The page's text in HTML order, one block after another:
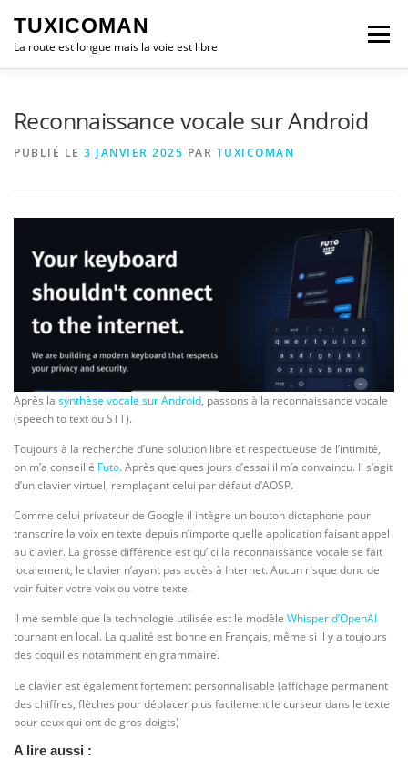
contenu
TUXICOMAN
La route est longue mais la voie est libre
Menu
Reconnaissance vocale sur Android
PUBLIÉ LE 3 JANVIER 2025 PAR TUXICOMAN
Après la synthèse vocale sur Android, passons à la reconnaissance vocale
(speech to text ou STT).
Toujours à la recherche d’une solution libre et respectueuse de l’intimité,
on m’a conseillé Futo. Après quelques jours d’essai il m’a convaincu. Il s’agit
d’un clavier virtuel, remplaçant celui par défaut d’AOSP.
Comme celui privateur de Google il intègre un bouton dictaphone pour
transcrire la voix en texte depuis n’importe quelle application faisant appel
au clavier. La grosse différence est qu’ici la reconnaissance vocale se fait
localement, le clavier n’ayant pas accès à Internet. Aucun risque donc de
voir fuiter votre voix ou votre texte.
Il me semble que la technologie utilisée est le modèle Whisper d’OpenAI
tournant en local. La qualité est bonne en Français, même si il y a toujours
des coquilles notamment en grammaire.
Le clavier est également fortement personnalisable (affichage permanent
des chiffres, flèches pour déplacer plus facilement le curseur dans le texte
pour ceux qui ont de gros doigts)
A lire aussi :